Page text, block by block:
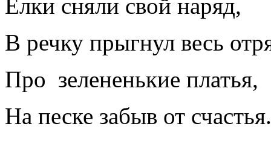
Елки сняли свой наряд,
В речку прыгнул весь
Про зелененькие платья,
На песке забыв от счастья.